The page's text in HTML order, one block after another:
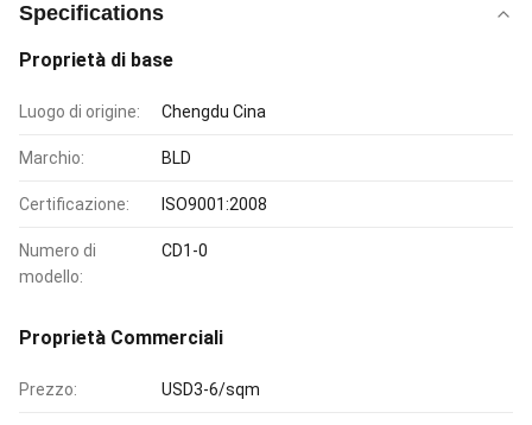
Specifications
Proprietà di base
Luogo di origine: Chengdu Cina
Marchio: BLD
Certificazione: ISO9001:2008
Numero di
modello:
CD1-0
Proprietà Commerciali
Prezzo: USD3-6/sqm